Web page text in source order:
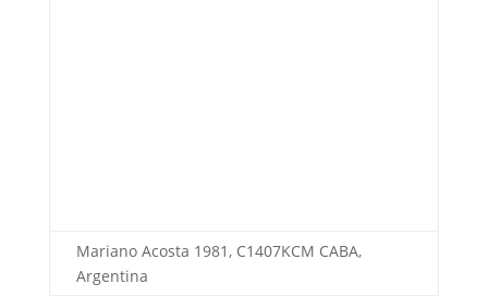
Mariano Acosta 1981, C1407KCM CABA,
Argentina